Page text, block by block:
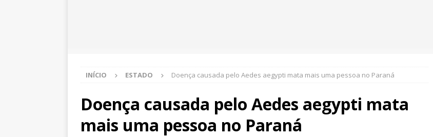
INÍCIO ESTADO Doença causada pelo Aedes aegypti mata mais uma pessoa no Paraná
Doença causada pelo Aedes aegypti mata
mais uma pessoa no Paraná